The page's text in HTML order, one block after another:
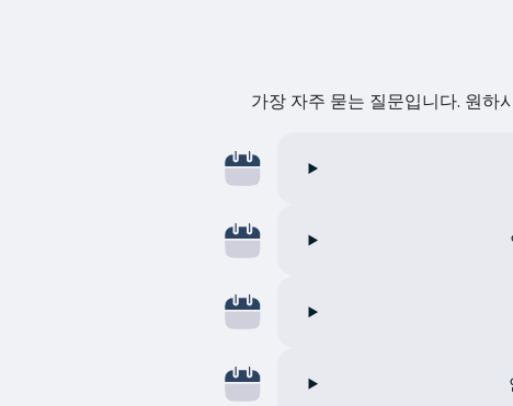
가장 자주 묻는 질문입니다. 원하